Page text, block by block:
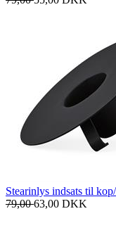
Stearinlys indsats til
79,0063,00 DKK